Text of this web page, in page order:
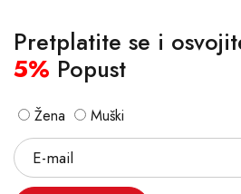
Pretplatite se i
5% Popust
Žena Muški